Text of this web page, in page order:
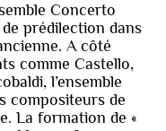
Concerto
prédilection dans
A côté
comme Castello,
l’ensemble
compositeurs de
La formation de «